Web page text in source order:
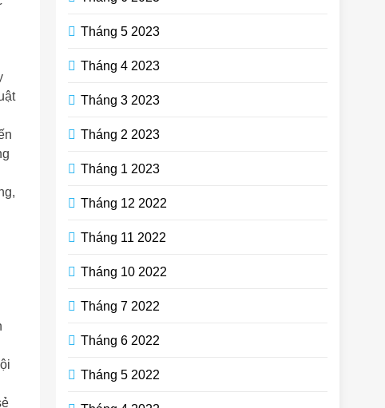
Tháng 5 2023
Tháng 4 2023
Tháng 3 2023
Tháng 2 2023
Tháng 1 2023
Tháng 12 2022
Tháng 11 2022
Tháng 10 2022
Tháng 7 2022
Tháng 6 2022
Tháng 5 2022